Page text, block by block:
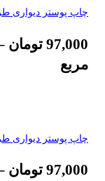
چاپ پوستر دیواری
97,000 تومان
مربع
چاپ پوستر دیواری
97,000 تومان